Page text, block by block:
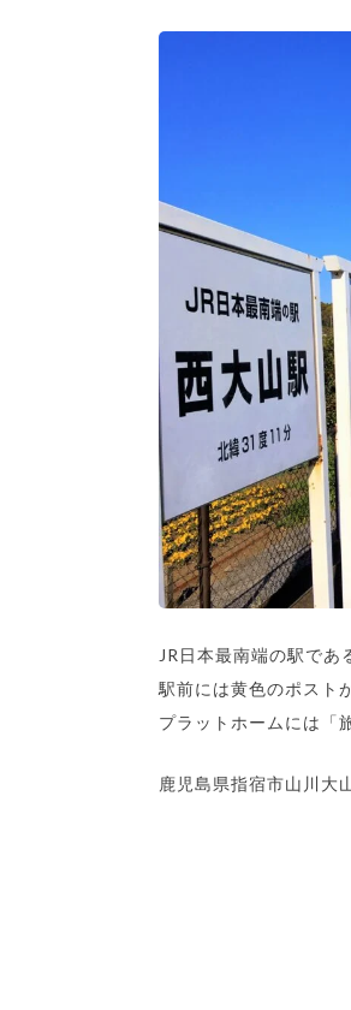
JR日本最南端の駅であ
駅前には黄色のポスト
プラットホームには「
鹿児島県指宿市山川大